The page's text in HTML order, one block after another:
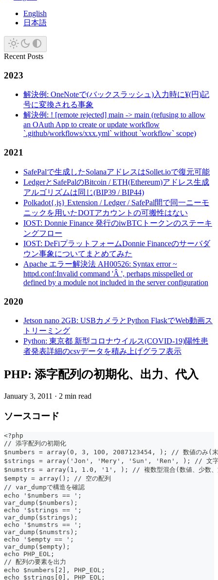
English
日本語
Recent Posts
2023
解決例: OneNoteで(バックスラッシュ)入力時に¥(円)記
号に変換される事象
解決例: ! [remote rejected] main -> main (refusing to allow
an OAuth App to create or update workflow
`.github/workflows/xxx.yml` without `workflow` scope)
2021
SafePalで生成したSolanaアドレスはSollet.ioで復元可能
LedgerとSafePalのBitcoin / ETH(Ethereum)アドレス生成
アルゴリズムは同じ(BIP39 / BIP44)
Polkadot{.js} Extension / Ledger / SafePal間で同一ニーモ
ニックを用いたDOTアカウントの可搬性はない
IOST: Donnie Finance 発行のiwBTCトークンのステーキ
ングフロー
IOST: DeFiプラットフォームDonnie Financeのサーバダ
ウン事象についてまとめてみた
Apache エラー解決法 AH00526: Syntax error ~
httpd.conf:Invalid command 'Â ', perhaps misspelled or
defined by a module not included in the server configuration
2020
Jetson nano 2GB: USBカメラとPython FlaskでWeb動画ス
トリーミング
Python: 東京都 新型コロナウイルス(COVID-19)陽性患
者発表詳細のcsvデータを積み上げグラフ表示
PHP: 添字配列の初期化、出力、代入
January 3, 2011 · 2 min read
ソースコード
<?php
// 添字配列の初期化
$numbers = array(0, 3, 100, 2087123454, ); // 数値のみ(末尾
$strings = array('Jon', 'Mery', 'Sun', 'Ren', ); // 文字
$numstrs = array(1, 1.0, '1', ); // 複数型混合(数値、少数、
$empty = array(); // 空の配列
// var_dumpで構造を確認
echo '$numbers == ';
var_dump($numbers);
echo '$strings == ';
var_dump($strings);
echo '$numstrs == ';
var_dump($numstrs);
echo '$empty == ';
var_dump($empty);
echo PHP_EOL;
// 配列の要素を出力
echo $numbers[2], PHP_EOL;
echo $strings[0], PHP_EOL;